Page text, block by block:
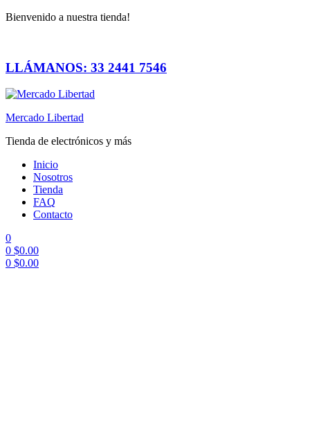
Bienvenido a nuestra tienda!
LLÁMANOS: 33 2441 7546
Mercado Libertad
Tienda de electrónicos y más
Inicio
Nosotros
Tienda
FAQ
Contacto
0
0 $0.00
0 $0.00